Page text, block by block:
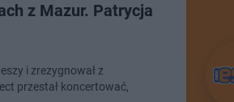
z Mazur. Patrycja
i zrezygnował z
przestał koncertować,